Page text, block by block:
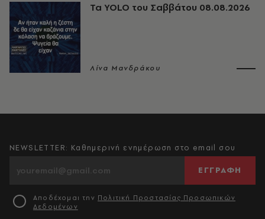
Τα YOLO του Σαββάτου 08.08.2026
Λίνα Μανδράκου
NEWSLETTER: Καθημερινή ενημέρωση στο email σου
ΕΓΓΡΑΦΗ
Αποδέχομαι την Πολιτική Προστασίας Προσωπικών
Δεδομένων